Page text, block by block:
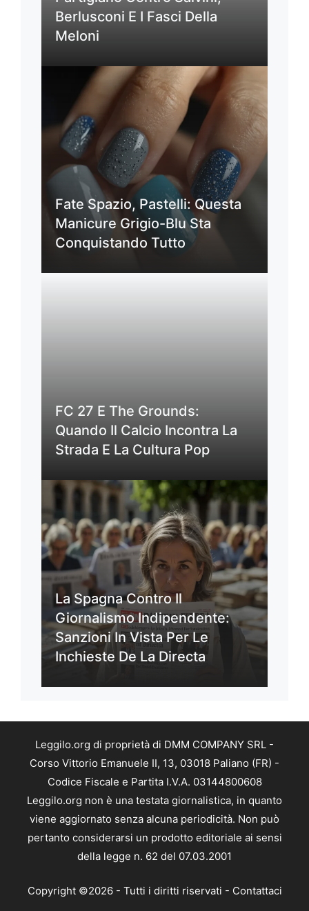
Berlusconi E I Fasci Della
Meloni
Fate Spazio, Pastelli: Questa
Manicure Grigio-Blu Sta
Conquistando Tutto
FC 27 E The Grounds:
Quando Il Calcio Incontra La
Strada E La Cultura Pop
La Spagna Contro Il
Giornalismo Indipendente:
Sanzioni In Vista Per Le
Inchieste De La Directa
Leggilo.org di proprietà di DMM COMPANY SRL -
Corso Vittorio Emanuele II, 13, 03018 Paliano (FR) -
Codice Fiscale e Partita I.V.A. 03144800608
Leggilo.org non è una testata giornalistica, in quanto
viene aggiornato senza alcuna periodicità. Non può
pertanto considerarsi un prodotto editoriale ai sensi
della legge n. 62 del 07.03.2001
Copyright ©2026 - Tutti i diritti riservati - Contattaci